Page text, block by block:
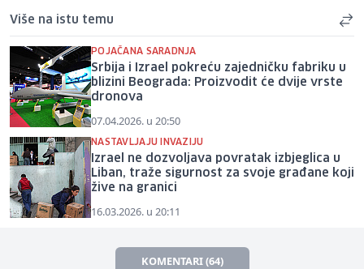
Više na istu temu
POJAČANA SARADNJA
Srbija i Izrael pokreću zajedničku fabriku u
blizini Beograda: Proizvodit će dvije vrste
dronova
07.04.2026. u 20:50
NASTAVLJAJU INVAZIJU
Izrael ne dozvoljava povratak izbjeglica u
Liban, traže sigurnost za svoje građane koji
žive na granici
16.03.2026. u 20:11
KOMENTARI (64)